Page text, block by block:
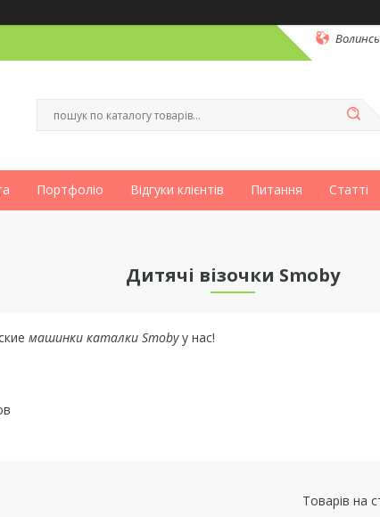
Портфоліо Відгуки клієнтів Питання Статті
Дитячі візочки Smoby
машинки каталки Smobyу нас!